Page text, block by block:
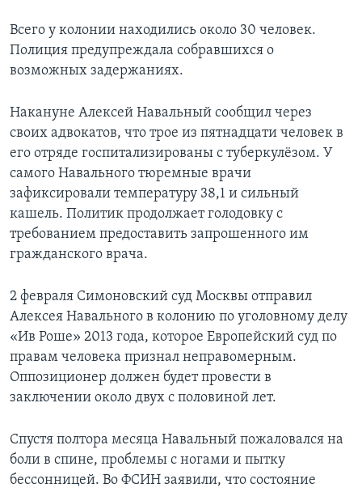
Всего у колонии находились около 30 человек.
Полиция предупреждала собравшихся о
возможных задержаниях.
Накануне Алексей Навальный сообщил через
своих адвокатов, что трое из пятнадцати человек в
его отряде госпитализированы с туберкулёзом. У
самого Навального тюремные врачи
зафиксировали температуру 38,1 и сильный
кашель. Политик продолжает голодовку с
требованием предоставить запрошенного им
гражданского врача.
2 февраля Симоновский суд Москвы отправил
Алексея Навального в колонию по уголовному делу
«Ив Роше» 2013 года, которое Европейский суд по
правам человека признал неправомерным.
Оппозиционер должен будет провести в
заключении около двух с половиной лет.
Спустя полтора месяца Навальный пожаловался на
боли в спине, проблемы с ногами и пытку
бессонницей. Во ФСИН заявили, что состояние